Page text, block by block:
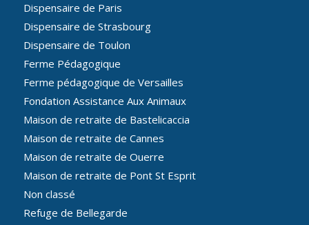
Dispensaire de Paris
Dispensaire de Strasbourg
Dispensaire de Toulon
Ferme Pédagogique
Ferme pédagogique de Versailles
Fondation Assistance Aux Animaux
Maison de retraite de Bastelicaccia
Maison de retraite de Cannes
Maison de retraite de Ouerre
Maison de retraite de Pont St Esprit
Non classé
Refuge de Bellegarde